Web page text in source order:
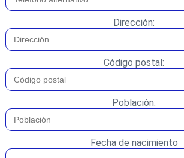
Dirección:
Código postal:
Población:
Fecha de nacimiento